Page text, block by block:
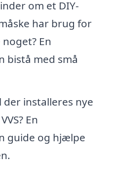
om et DIY-
har brug for
En
bistå med små
der installeres nye
En
guide og hjælpe